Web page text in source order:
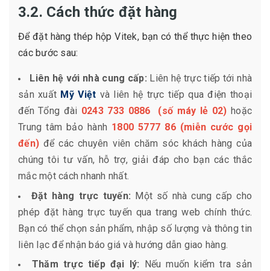
3.2. Cách thức đặt hàng
Để đặt hàng thép hộp Vitek, bạn có thể thực hiện theo
các bước sau:
Liên hệ với nhà cung cấp: Liên hệ trực tiếp tới nhà
sản xuất Mỹ Việt và liên hệ trực tiếp qua điện thoại
đến Tổng đài 0243 733 0886 (số máy lẻ 02) hoặc
Trung tâm bảo hành 1800 5777 86(miễn cước gọi
đến) để các chuyên viên chăm sóc khách hàng của
chúng tôi tư vấn, hỗ trợ, giải đáp cho bạn các thắc
mắc một cách nhanh nhất.
Đặt hàng trực tuyến: Một số nhà cung cấp cho
phép đặt hàng trực tuyến qua trang web chính thức.
Bạn có thể chọn sản phẩm, nhập số lượng và thông tin
liên lạc để nhận báo giá và hướng dẫn giao hàng.
Thăm trực tiếp đại lý:
Nếu muốn kiểm tra sản